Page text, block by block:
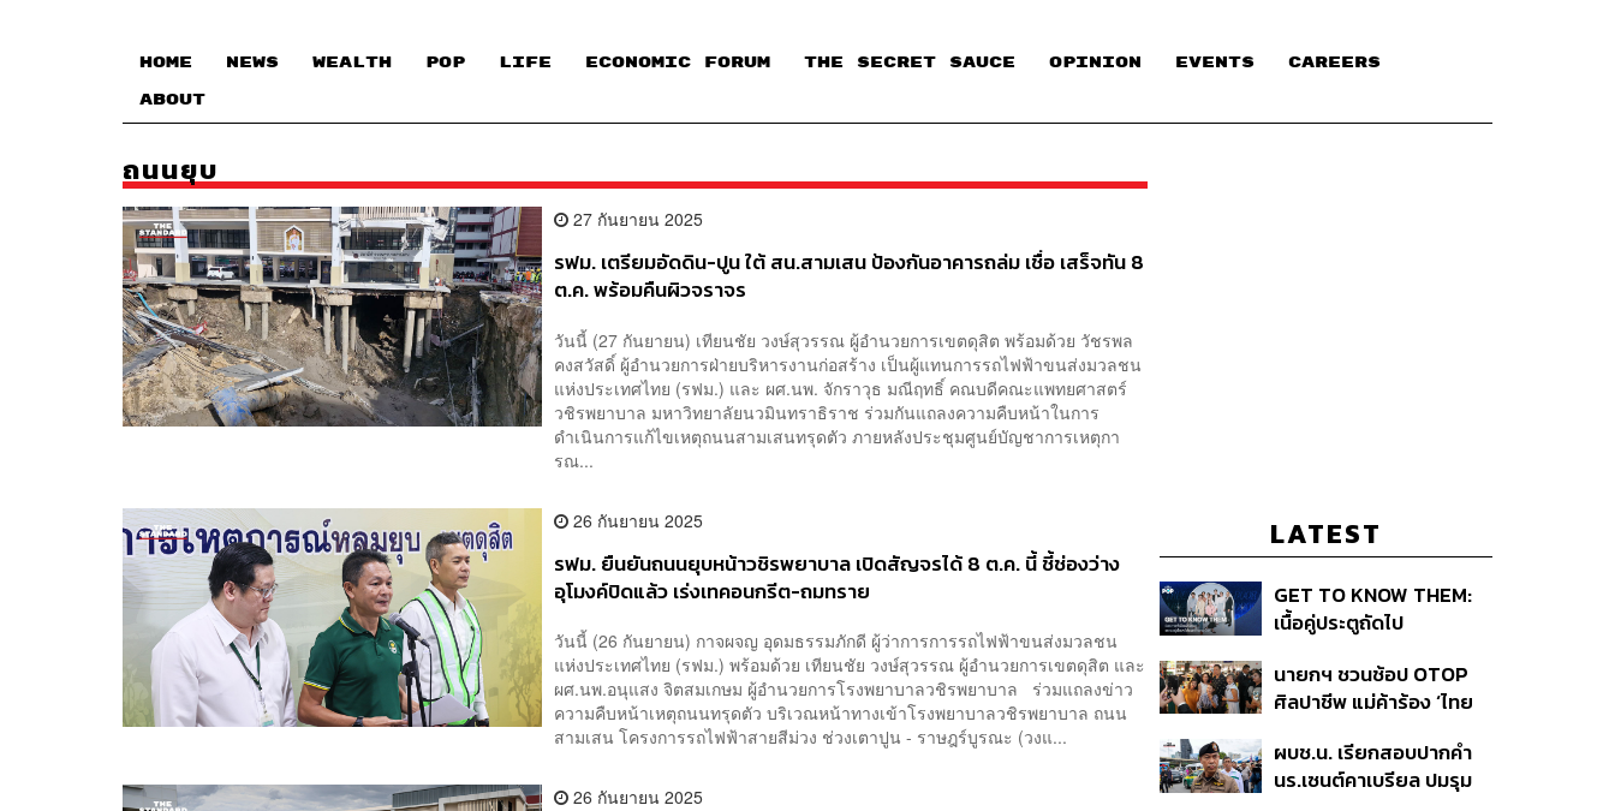
HOME NEWS WEALTH POP LIFE ECONOMIC FORUM THE SECRET SAUCE​ OPINION EVENTS CAREERS
ABOUT
ถนนยุบ
27 กันยายน 2025
รฟม. เตรียมอัดดิน-ปูน ใต้ สน.สามเสน ป้องกันอาคารถล่ม เชื่อ เสร็จทัน 8
ต.ค. พร้อมคืนผิวจราจร
วันนี้ (27 กันยายน) เทียนชัย วงษ์สุวรรณ ผู้อำนวยการเขตดุสิต พร้อมด้วย วัชรพล
คงสวัสดิ์ ผู้อำนวยการฝ่ายบริหารงานก่อสร้าง เป็นผู้แทนการรถไฟฟ้าขนส่งมวลชน
แห่งประเทศไทย (รฟม.) และ ผศ.นพ. จักราวุธ มณีฤทธิ์ คณบดีคณะแพทยศาสตร์
วชิรพยาบาล มหาวิทยาลัยนวมินทราธิราช ร่วมกันแถลงความคืบหน้าในการ
ดำเนินการแก้ไขเหตุถนนสามเสนทรุดตัว ภายหลังประชุมศูนย์บัญชาการเหตุกา
รณ...
26 กันยายน 2025
รฟม. ยืนยันถนนยุบหน้าวชิรพยาบาล เปิดสัญจรได้ 8 ต.ค. นี้ ชี้ช่องว่าง
อุโมงค์ปิดแล้ว เร่งเทคอนกรีต-ถมทราย
วันนี้ (26 กันยายน) กาจผจญ อุดมธรรมภักดี ผู้ว่าการการรถไฟฟ้าขนส่งมวลชน
แห่งประเทศไทย (รฟม.) พร้อมด้วย เทียนชัย วงษ์สุวรรณ ผู้อำนวยการเขตดุสิต และ
ผศ.นพ.อนุแสง จิตสมเกษม ผู้อำนวยการโรงพยาบาลวชิรพยาบาล ร่วมแถลงข่าว
ความคืบหน้าเหตุถนนทรุดตัว บริเวณหน้าทางเข้าโรงพยาบาลวชิรพยาบาล ถนน
สามเสน โครงการรถไฟฟ้าสายสีม่วง ช่วงเตาปูน - ราษฎร์บูรณะ (วงแ...
26 กันยายน 2025
LATEST
GET TO KNOW THEM:
เนื้อคู่ประตูถัดไป
นายกฯ ชวนช้อป OTOP
ศิลปาชีพ แม่ค้าร้อง ‘ไทย
ถามมีต่อไหม นายกฯ ตอบ
‘เดี๋ยวจะพยายาม’
ผบช.น. เรียกสอบปากคำ
นร.เซนต์คาเบรียล ปมรุม